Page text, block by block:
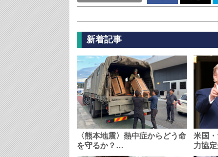
新着記事
〈熊本地震〉熱中症からどう命
を守るか？…
米国
力協